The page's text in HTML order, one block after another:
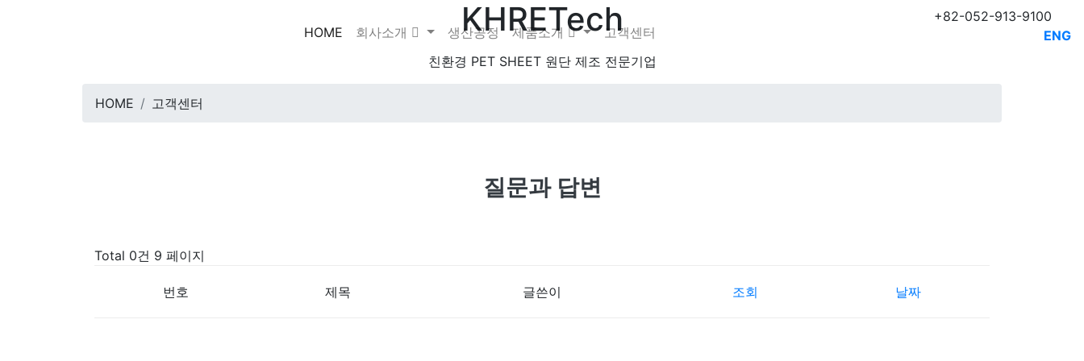
HOME 회사소개 생산공정 제품소개 고객센터
+82-052-913-9100
ENG
KHRETech
친환경 PET SHEET 원단 제조 전문기업
HOME 고객센터
질문과 답변
Total 0건 9 페이지
번호 제목 글쓴이 조회 날짜